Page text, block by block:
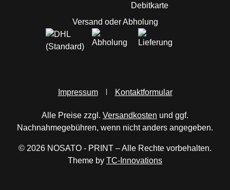
Versand oder Abholung
Impressum Kontaktformular
Alle Preise zzgl. Versandkosten und ggf.
Nachnahmegebühren, wenn nicht anders angegeben.
© 2026 NOSATO - PRINT – Alle Rechte vorbehalten.
Theme by TC-Innovations